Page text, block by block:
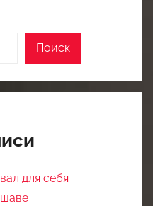
Поиск
для себя